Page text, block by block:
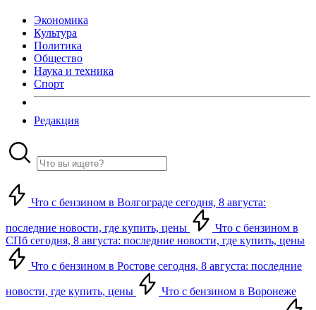
Экономика
Культура
Политика
Общество
Наука и техника
Спорт
Редакция
Что с бензином в Волгограде сегодня, 8 августа:
последние новости, где купить, цены
Что с бензином в
СПб сегодня, 8 августа: последние новости, где купить, цены
Что с бензином в Ростове сегодня, 8 августа: последние
новости, где купить, цены Что с бензином в Воронеже